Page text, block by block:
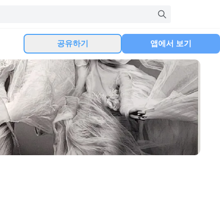
공유하기 앱에서 보기